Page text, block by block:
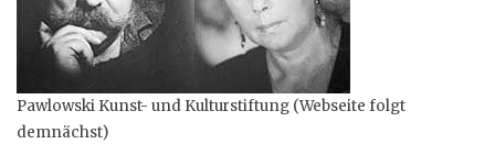
Pawlowski Kunst- und Kulturstiftung (Webseite folgt
demnächst)